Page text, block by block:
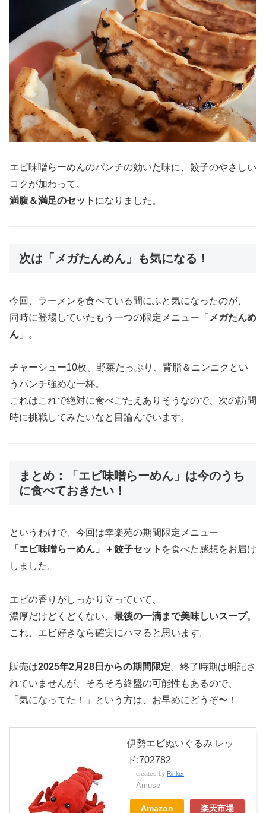
エビ味噌らーめんのパンチの効いた味に、餃子のやさしい
コクが加わって、
満腹＆満足のセット になりました。
次は「メガたんめん」も気になる！
今回、ラーメンを食べている間にふと気になったのが、
同時に登場していたもう一つの限定メニュー「 メガたんめ
ん 」。
チャーシュー10枚、野菜たっぷり、背脂＆ニンニクとい
うパンチ強めな一杯。
これはこれで絶対に食べごたえありそうなので、次の訪問
時に挑戦してみたいなと目論んでいます。
まとめ：「エビ味噌らーめん」は今のうち
に食べておきたい！
というわけで、今回は幸楽苑の期間限定メニュー
「エビ味噌らーめん」＋餃子セット を食べた感想をお届け
しました。
エビの香りがしっかり立っていて、
濃厚だけどくどくない、 最後の一滴まで美味しいスープ。
これ、エビ好きなら確実にハマると思います。
販売は2025年2月28日からの期間限定。終了時期は明記さ
れていませんが、そろそろ終盤の可能性もあるので、
「気になってた！」という方は、お早めにどうぞ〜！
伊勢エビぬいぐるみ レッ
ド:702782
created by Rinker
Amuse
Amazon 楽天市場